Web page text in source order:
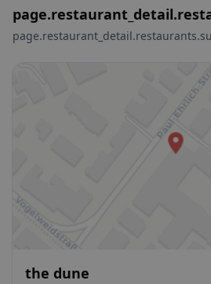
the dune